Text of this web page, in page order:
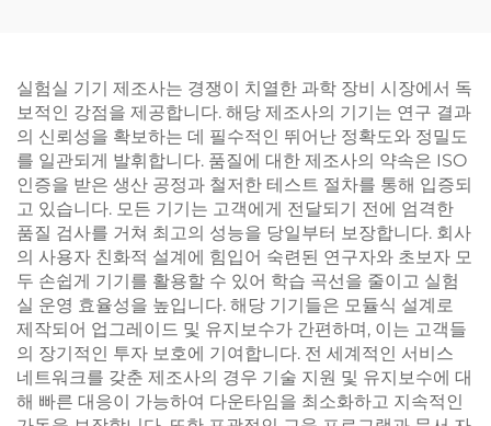
실험실 기기 제조사는 경쟁이 치열한 과학 장비 시장에서 독
보적인 강점을 제공합니다. 해당 제조사의 기기는 연구 결과
의 신뢰성을 확보하는 데 필수적인 뛰어난 정확도와 정밀도
를 일관되게 발휘합니다. 품질에 대한 제조사의 약속은 ISO
인증을 받은 생산 공정과 철저한 테스트 절차를 통해 입증되
고 있습니다. 모든 기기는 고객에게 전달되기 전에 엄격한
품질 검사를 거쳐 최고의 성능을 당일부터 보장합니다. 회사
의 사용자 친화적 설계에 힘입어 숙련된 연구자와 초보자 모
두 손쉽게 기기를 활용할 수 있어 학습 곡선을 줄이고 실험
실 운영 효율성을 높입니다. 해당 기기들은 모듈식 설계로
제작되어 업그레이드 및 유지보수가 간편하며, 이는 고객들
의 장기적인 투자 보호에 기여합니다. 전 세계적인 서비스
네트워크를 갖춘 제조사의 경우 기술 지원 및 유지보수에 대
해 빠른 대응이 가능하여 다운타임을 최소화하고 지속적인